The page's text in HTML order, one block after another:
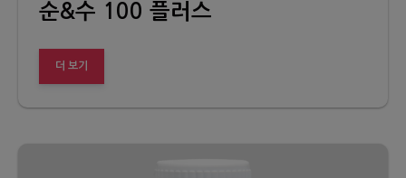
순&수 100 플러스
더 보기